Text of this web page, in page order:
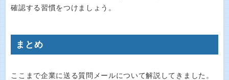
確認する習慣をつけましょう。
まとめ
ここまで企業に送る質問メールについて解説してきました。